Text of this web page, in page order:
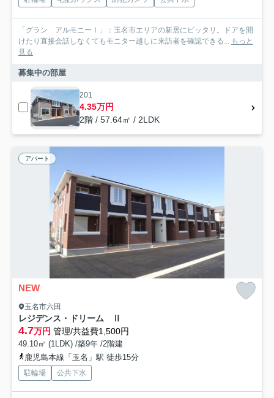
「グラン アルモニーⅠ」：玉名市エリアの新居にピッタリ。ドアを開
けたり直接会話しなくてもモニター越しに来訪者を確認できる...
もっと
見る
募集中の部屋
201
4.35万円
2階 / 57.64㎡ / 2LDK
アパート
NEW
玉名市六田
レジデンス・ドリーム Ⅱ
4.7万円 管理/共益費1,500円
49.10㎡ (1LDK) /築9年 /2階建
鹿児島本線「玉名」駅 徒歩15分
駐輪場 公共下水